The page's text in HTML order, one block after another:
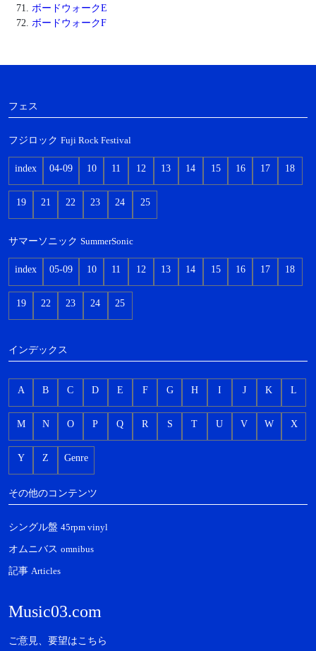
ボードウォークE
ボードウォークF
フェス
フジロック Fuji Rock Festival
index 04-09 10 11 12 13 14 15 16 17 18
19 21 22 23 24 25
サマーソニック SummerSonic
index 05-09 10 11 12 13 14 15 16 17 18
19 22 23 24 25
インデックス
A B C D E F G H I J K L
M N O P Q R S T U V W X
Y Z Genre
その他のコンテンツ
シングル盤 45rpm vinyl
オムニバス omnibus
記事 Articles
Music03.com
ご意見、要望はこちら